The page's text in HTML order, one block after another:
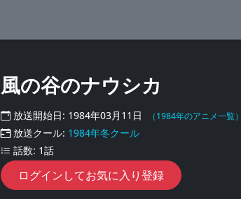
風の谷のナウシカ
放送開始日: 1984年03月11日 （1984年のアニメ一覧）
放送クール: 1984年冬クール
話数: 1話
ログインしてお気に入り登録